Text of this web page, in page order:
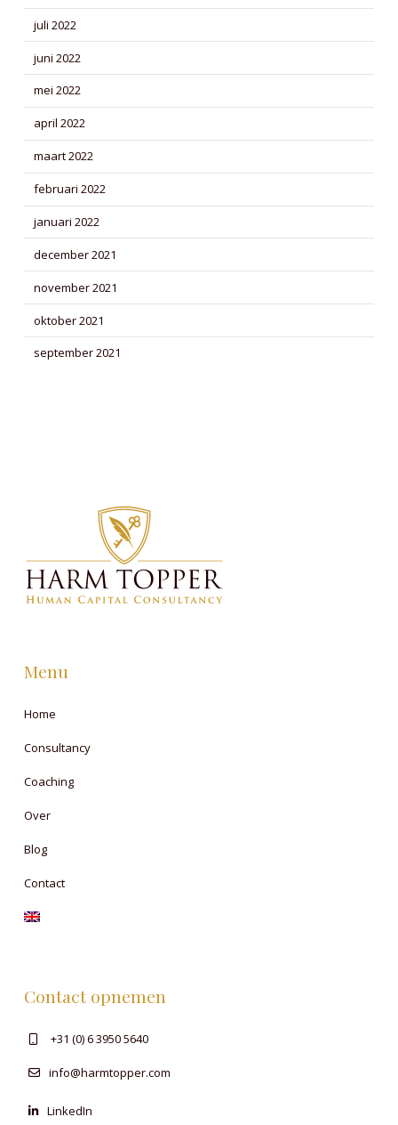
juli 2022
juni 2022
mei 2022
april 2022
maart 2022
februari 2022
januari 2022
december 2021
november 2021
oktober 2021
september 2021
Menu
Home
Consultancy
Coaching
Over
Blog
Contact
Contact opnemen
+31 (0) 6 3950 5640
info@harmtopper.com
LinkedIn